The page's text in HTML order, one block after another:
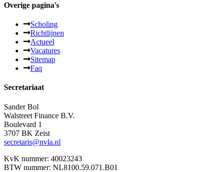
Overige pagina's
Scholing
Richtlijnen
Actueel
Vacatures
Sitemap
Faq
Secretariaat
Sander Bol
Walstreet Finance B.V.
Boulevard 1
3707 BK Zeist
secretaris@nvla.nl
KvK nummer: 40023243
BTW nummer: NL8100.59.071.B01